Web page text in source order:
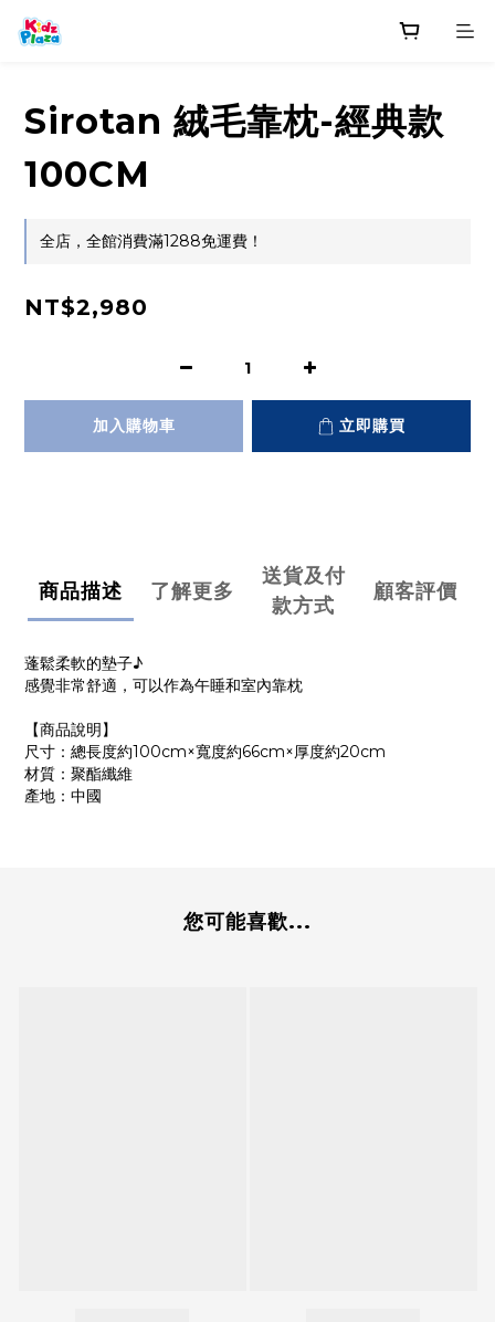
Sirotan 絨毛靠枕-經典款
100CM
全店，全館消費滿1288免運費！
NT$2,980
加入購物車 立即購買
商品描述 了解更多
送貨及付
款方式
顧客評價
蓬鬆柔軟的墊子♪
感覺非常舒適，可以作為午睡和室內靠枕
【商品說明】
尺寸：總長度約100cm×寬度約66cm×厚度約20cm
材質：聚酯纖維
產地：中國
您可能喜歡...